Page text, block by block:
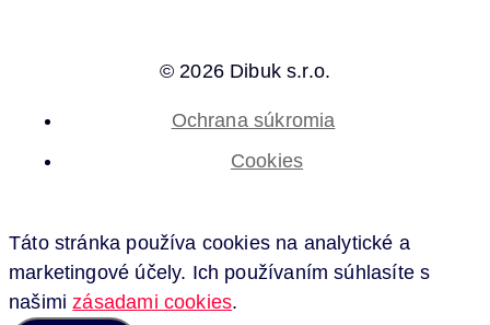
© 2026 Dibuk s.r.o.
Ochrana súkromia
Cookies
Táto stránka používa cookies na analytické a
marketingové účely. Ich používaním súhlasíte s
našimizásadami cookies.